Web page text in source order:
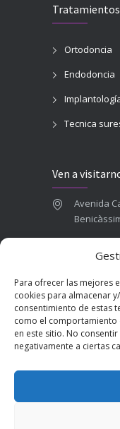
Para ofrecer las mejores
cookies para almacenar
consentimiento de estas
como el comportamiento
en este sitio. No
negativamente a ciertas
Tratamientos
Ortodoncia
Endodoncia
Tecnica
Ven a
Avenida
665 787 673